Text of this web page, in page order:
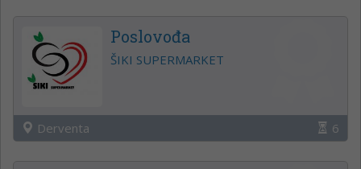
Poslovođa
ŠIKI SUPERMARKET
Derventa 6